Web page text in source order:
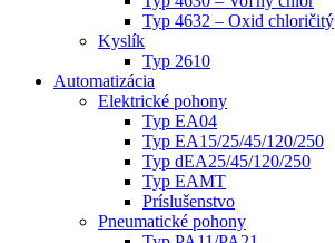
Typ 4632 – Oxid chloričitý
Kyslík
Typ 2610
Automatizácia
Elektrické pohony
Typ EA04
Typ EA15/25/45/120/250
Typ dEA25/45/120/250
Typ EAMT
Príslušenstvo
Pneumatické pohony